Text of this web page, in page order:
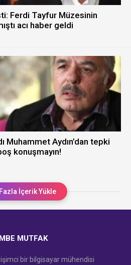
Ferdi Tayfur Müzesinin
acı haber geldi
Muhammet Aydın’dan tepki
konuşmayın!
İçerik Yükle
MUTFAK
bir bilgisayar mühendisi